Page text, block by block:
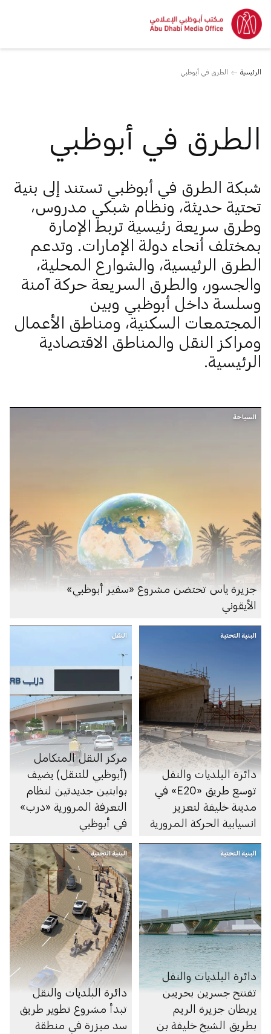
الرئيسية الطرق في أبوظبي
الطرق في أبوظبي
شبكة الطرق في أبوظبي تستند إلى بنية
تحتية حديثة، ونظام شبكي مدروس،
وطرق سريعة رئيسية تربط الإمارة
بمختلف أنحاء دولة الإمارات. وتدعم
الطرق الرئيسية، والشوارع المحلية،
والجسور، والطرق السريعة حركة آمنة
وسلسة داخل أبوظبي وبين
المجتمعات السكنية، ومناطق الأعمال
ومراكز النقل والمناطق الاقتصادية
الرئيسية.
السياحة
جزيرة ياس تحتضن مشروع «سفير أبوظبي»
الأيقوني
البنية التحتية
دائرة البلديات والنقل
توسع طريق «E20» في
مدينة خليفة لتعزيز
انسيابية الحركة المرورية
النقل
مركز النقل المتكامل
(أبوظبي للتنقل) يضيف
بوابتين جديدتين لنظام
التعرفة المرورية «درب»
في أبوظبي
البنية التحتية
دائرة البلديات والنقل
تفتتح جسرين بحريين
يربطان جزيرة الريم
بطريق الشيخ خليفة بن
البنية التحتية
دائرة البلديات والنقل
تبدأ مشروع تطوير طريق
سد مبزرة في منطقة